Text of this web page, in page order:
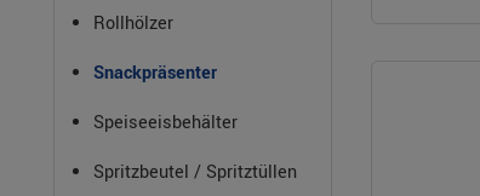
Rollhölzer
Snackpräsenter
Speiseeisbehälter
Spritzbeutel / Spritztüllen